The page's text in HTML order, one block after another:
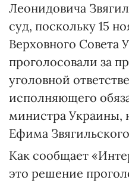
Леонидовича
суд, поскольку 15
Верховного Совета
проголосовали за
уголовной
исполняющего
министра Украины,
Ефима
Как сообщает
это решение